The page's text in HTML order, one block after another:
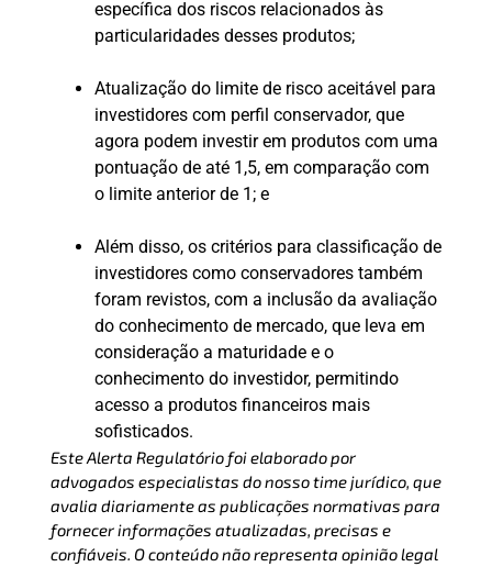
específica dos riscos relacionados às
particularidades desses produtos;
Atualização do limite de risco aceitável para
investidores com perfil conservador, que
agora podem investir em produtos com uma
pontuação de até 1,5, em comparação com
o limite anterior de 1; e
Além disso, os critérios para classificação de
investidores como conservadores também
foram revistos, com a inclusão da avaliação
do conhecimento de mercado, que leva em
consideração a maturidade e o
conhecimento do investidor, permitindo
acesso a produtos financeiros mais
sofisticados.
Este Alerta Regulatório foi elaborado por
advogados especialistas do nosso time jurídico, que
avalia diariamente as publicações normativas para
fornecer informações atualizadas, precisas e
confiáveis. O conteúdo não representa opinião legal